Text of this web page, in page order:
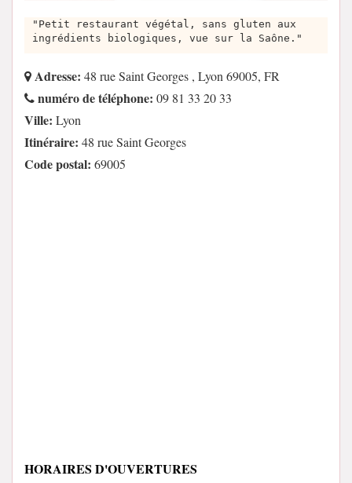
"Petit restaurant végétal, sans gluten aux
ingrédients biologiques, vue sur la Saône."
Adresse: 48 rue Saint Georges , Lyon 69005, FR
numéro de téléphone: 09 81 33 20 33
Ville: Lyon
Itinéraire: 48 rue Saint Georges
Code postal: 69005
HORAIRES D'OUVERTURES